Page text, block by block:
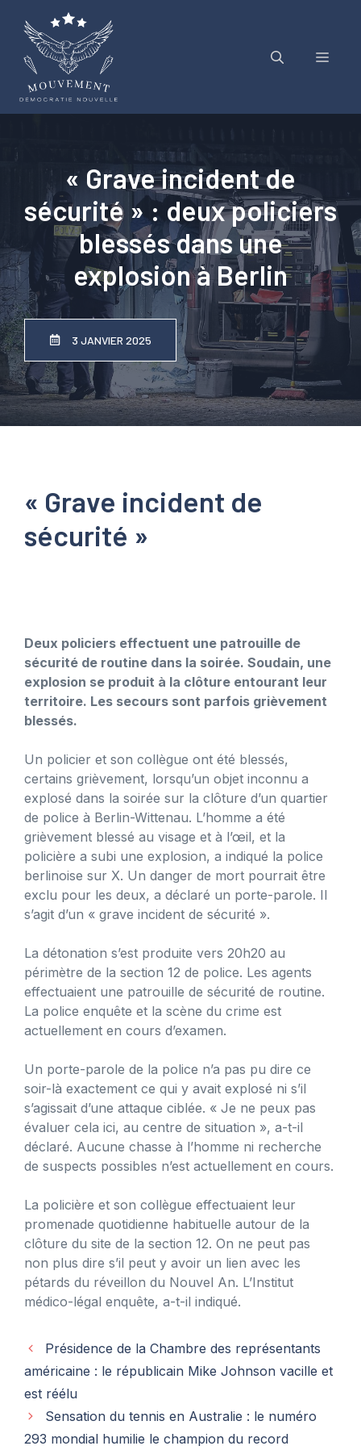
contenu
Menu
« Grave incident de
sécurité » : deux policiers
blessés dans une
explosion à Berlin
3 JANVIER 2025
« Grave incident de
sécurité »
Deux policiers effectuent une patrouille de
sécurité de routine dans la soirée. Soudain, une
explosion se produit à la clôture entourant leur
territoire. Les secours sont parfois grièvement
blessés.
Un policier et son collègue ont été blessés,
certains grièvement, lorsqu’un objet inconnu a
explosé dans la soirée sur la clôture d’un quartier
de police à Berlin-Wittenau. L’homme a été
grièvement blessé au visage et à l’œil, et la
policière a subi une explosion, a indiqué la police
berlinoise sur X. Un danger de mort pourrait être
exclu pour les deux, a déclaré un porte-parole. Il
s’agit d’un « grave incident de sécurité ».
La détonation s’est produite vers 20h20 au
périmètre de la section 12 de police. Les agents
effectuaient une patrouille de sécurité de routine.
La police enquête et la scène du crime est
actuellement en cours d’examen.
Un porte-parole de la police n’a pas pu dire ce
soir-là exactement ce qui y avait explosé ni s’il
s’agissait d’une attaque ciblée. « Je ne peux pas
évaluer cela ici, au centre de situation », a-t-il
déclaré. Aucune chasse à l’homme ni recherche
de suspects possibles n’est actuellement en cours.
La policière et son collègue effectuaient leur
promenade quotidienne habituelle autour de la
clôture du site de la section 12. On ne peut pas
non plus dire s’il peut y avoir un lien avec les
pétards du réveillon du Nouvel An. L’Institut
médico-légal enquête, a-t-il indiqué.
Présidence de la Chambre des représentants
américaine : le républicain Mike Johnson vacille et
est réélu
Sensation du tennis en Australie : le numéro
293 mondial humilie le champion du record